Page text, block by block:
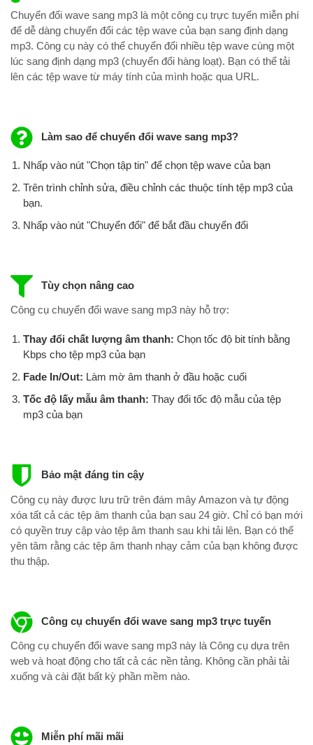
Chuyển đổi wave sang mp3 là một công cụ trực tuyến miễn phí
để dễ dàng chuyển đổi các tệp wave của bạn sang định dạng
mp3. Công cụ này có thể chuyển đổi nhiều tệp wave cùng một
lúc sang định dạng mp3 (chuyển đổi hàng loạt). Bạn có thể tải
lên các tệp wave từ máy tính của mình hoặc qua URL.
Làm sao để chuyển đổi wave sang mp3?
Nhấp vào nút "Chọn tập tin" để chọn tệp wave của bạn
Trên trình chỉnh sửa, điều chỉnh các thuộc tính tệp mp3 của
bạn.
Nhấp vào nút "Chuyển đổi" để bắt đầu chuyển đổi
Tùy chọn nâng cao
Công cụ chuyển đổi wave sang mp3 này hỗ trợ:
Thay đổi chất lượng âm thanh: Chọn tốc độ bit tính bằng
Kbps cho tệp mp3 của bạn
Fade In/Out: Làm mờ âm thanh ở đầu hoặc cuối
Tốc độ lấy mẫu âm thanh: Thay đổi tốc độ mẫu của tệp
mp3 của bạn
Bảo mật đáng tin cậy
Công cụ này được lưu trữ trên đám mây Amazon và tự động
xóa tất cả các tệp âm thanh của bạn sau 24 giờ. Chỉ có bạn mới
có quyền truy cập vào tệp âm thanh sau khi tải lên. Bạn có thể
yên tâm rằng các tệp âm thanh nhạy cảm của bạn không được
thu thập.
Công cụ chuyển đổi wave sang mp3 trực tuyến
Công cụ chuyển đổi wave sang mp3 này là Công cụ dựa trên
web và hoạt động cho tất cả các nền tảng. Không cần phải tải
xuống và cài đặt bất kỳ phần mềm nào.
Miễn phí mãi mãi